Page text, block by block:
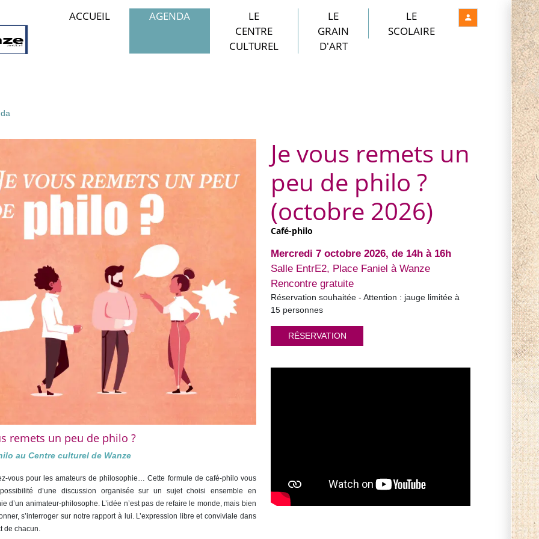
ACCUEIL AGENDA
LE
CENTRE
CULTUREL
LE
GRAIN
D'ART
LE
SCOLAIRE
remets un peu de philo ?
au Centre culturel de Wanze
vous pour les amateurs de philosophie… Cette formule de café-philo vous
d’une discussion organisée sur un sujet choisi
ensemble en
d’un animateur-philosophe. L’idée n’est pas de refaire le monde, mais bien
s’interroger sur notre rapport à lui. L’expression libre et conviviale dans
de chacun.
Je vous remets un
peu de philo ?
(octobre 2026)
Café-philo
Mercredi 7 octobre 2026, de 14h à 16h
Salle EntrE2, Place Faniel à Wanze
Rencontre gratuite
Réservation souhaitée - Attention : jauge limitée à
15 personnes
RÉSERVATION